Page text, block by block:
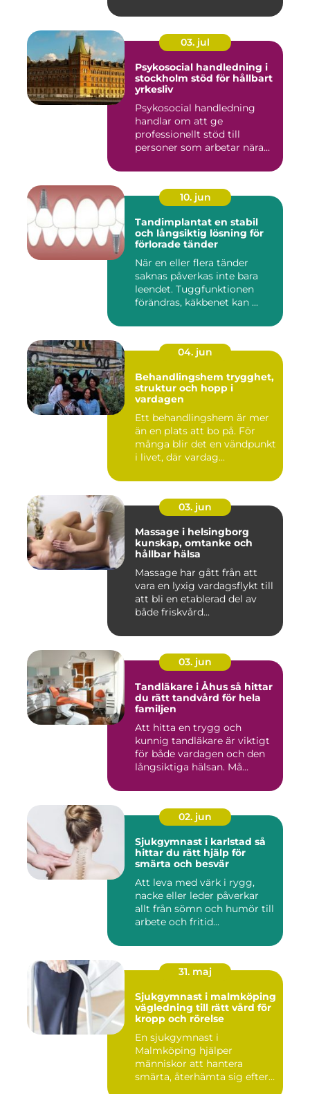
03. jul
Psykosocial handledning i
stockholm stöd för hållbart
yrkesliv
Psykosocial handledning
handlar om att ge
professionellt stöd till
personer som arbetar nära
10. jun
Tandimplantat en stabil
och långsiktig lösning för
förlorade tänder
När en eller flera tänder
saknas påverkas inte bara
leendet. Tuggfunktionen
förändras, käkbenet kan ...
04. jun
Behandlingshem trygghet,
struktur och hopp i
vardagen
Ett behandlingshem är mer
än en plats att bo på. För
många blir det en vändpunkt
i livet, där vardag...
03. jun
Massage i helsingborg
kunskap, omtanke och
hållbar hälsa
Massage har gått från att
vara en lyxig vardagsflykt till
att bli en etablerad del av
både friskvård...
03. jun
Tandläkare i Åhus så hittar
du rätt tandvård för hela
familjen
Att hitta en trygg och
kunnig tandläkare är viktigt
för både vardagen och den
långsiktiga hälsan. Må...
02. jun
Sjukgymnast i karlstad så
hittar du rätt hjälp för
smärta och besvär
Att leva med värk i rygg,
nacke eller leder påverkar
allt från sömn och humör till
arbete och fritid...
31. maj
Sjukgymnast i malmköping
vägledning till rätt vård för
kropp och rörelse
En sjukgymnast i
Malmköping hjälper
människor att hantera
smärta, återhämta sig efter